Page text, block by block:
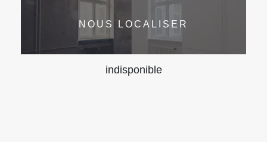
NOUS LOCALISER
indisponible